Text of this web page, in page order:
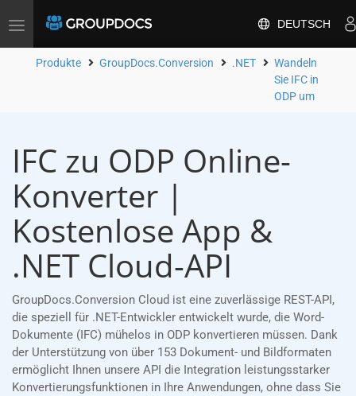
Toggle
DEUTSCH
Produkte GroupDocs.Conversion .NET
Wandeln
Sie IFC in
ODP um
IFC zu ODP Online-
Konverter |
Kostenlose App &
.NET Cloud-API
GroupDocs.Conversion Cloud ist eine zuverlässige REST-API,
die speziell für .NET-Entwickler entwickelt wurde, die Word-
Dokumente (IFC) mühelos in ODP konvertieren müssen. Dank
der Unterstützung von über 153 Dokument- und Bildformaten
ermöglicht Ihnen unsere API die Integration leistungsstarker
Konvertierungsfunktionen in Ihre Anwendungen, ohne dass Sie